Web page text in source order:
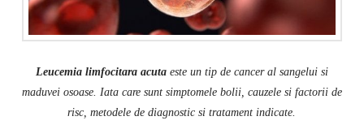
Leucemia limfocitara acutaeste un tip de cancer al sangelui si
maduvei osoase. Iata care sunt simptomele bolii, cauzele si factorii de
risc, metodele de diagnostic si tratament indicate.